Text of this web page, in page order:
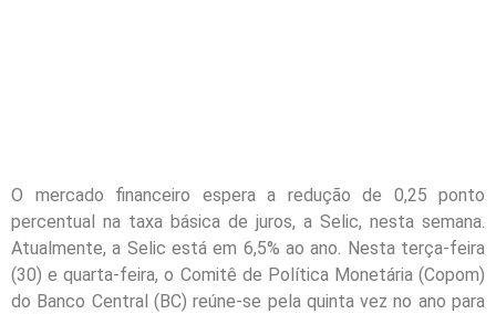
O mercado financeiro espera a redução de 0,25 ponto
percentual na taxa básica de juros, a Selic, nesta semana.
Atualmente, a Selic está em 6,5% ao ano. Nesta terça-feira
(30) e quarta-feira, o Comitê de Política Monetária (Copom)
do Banco Central (BC) reúne-se pela quinta vez no ano para